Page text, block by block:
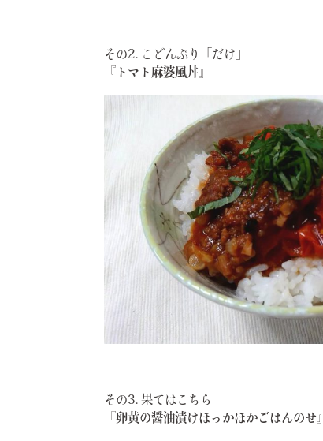
その2. こどんぶり「だけ」
『トマト麻婆風丼』
その3. 果てはこちら
『卵黄の醤油漬けほっかほかごはんのせ』